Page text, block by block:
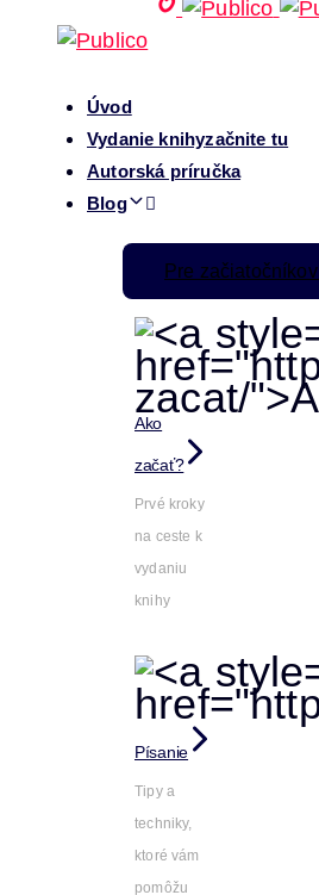
Úvod
Vydanie knihyzačnite tu
Autorská príručka
Blog
Pre začiatočníkov
Ako
začať?
Prvé kroky
na ceste k
vydaniu
knihy
Písanie
Tipy a
techniky,
ktoré vám
pomôžu